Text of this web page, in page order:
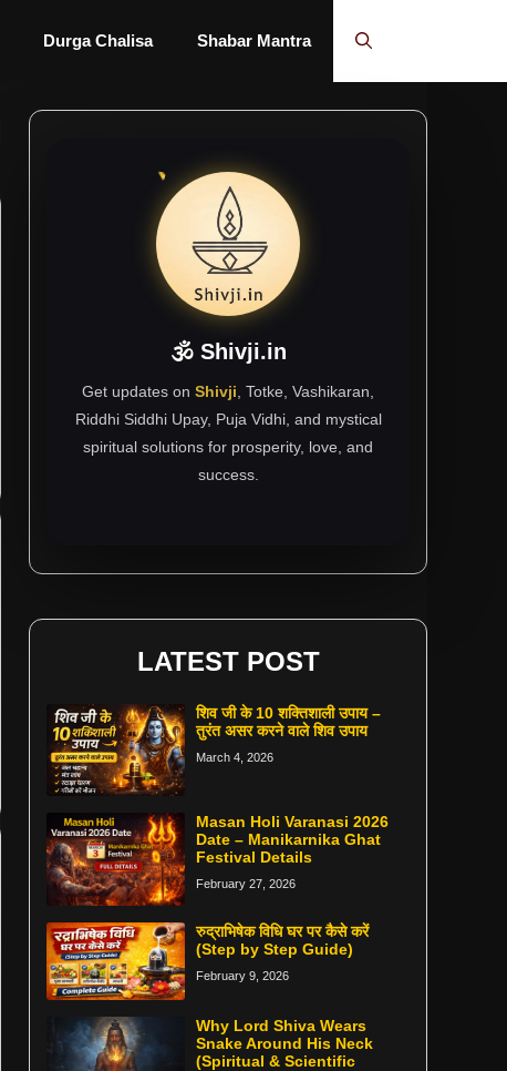
Durga Chalisa Shabar Mantra
🕉 Shivji.in
Get updates on Shivji , Totke, Vashikaran,
Riddhi Siddhi Upay, Puja Vidhi, and mystical
spiritual solutions for prosperity, love, and
success.
LATEST POST
शिव जी के 10 शक्तिशाली उपाय –
तुरंत असर करने वाले शिव उपाय
March 4, 2026
Masan Holi Varanasi 2026
Date – Manikarnika Ghat
Festival Details
February 27, 2026
रुद्राभिषेक विधि घर पर कैसे करें
(Step by Step Guide)
February 9, 2026
Why Lord Shiva Wears
Snake Around His Neck
(Spiritual & Scientific